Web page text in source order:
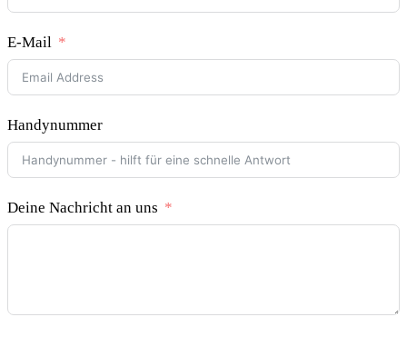
E-Mail
Handynummer
Deine Nachricht an uns